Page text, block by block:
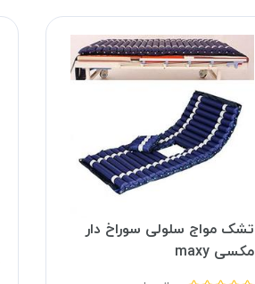
تشک مواج سلولی سوراخ دار
مکسی maxy